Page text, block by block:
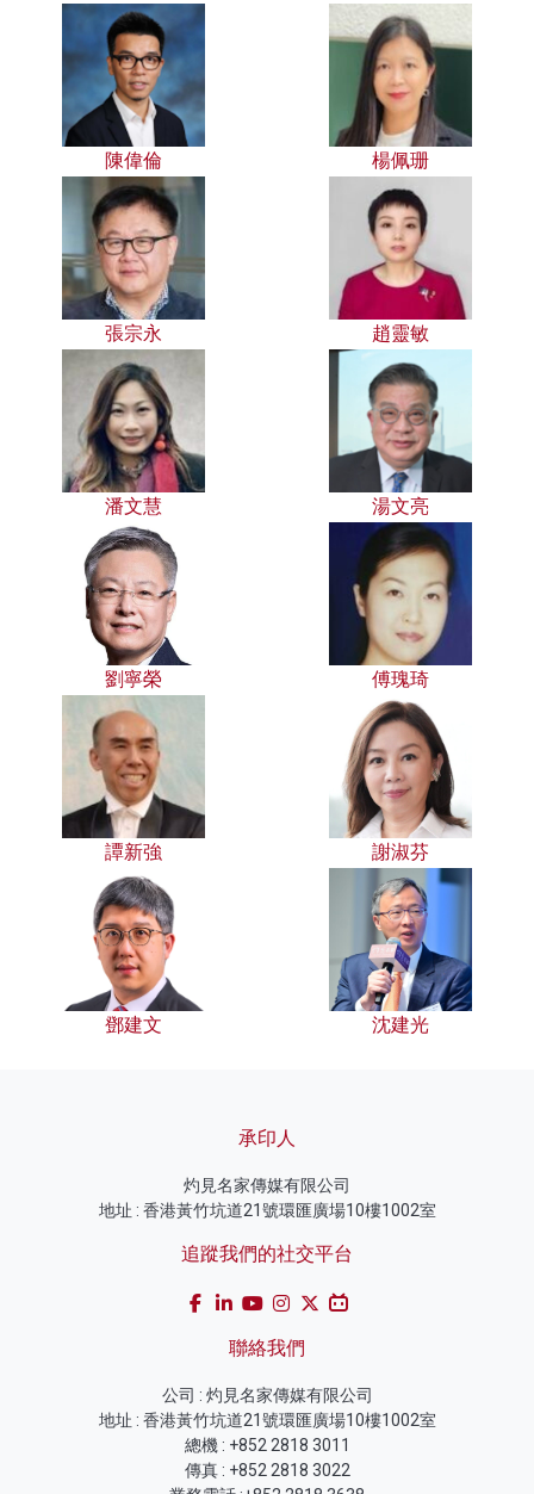
陳偉倫 楊佩珊
張宗永 趙靈敏
潘文慧 湯文亮
劉寧榮 傅瑰琦
譚新強 謝淑芬
鄧建文 沈建光
承印人
灼見名家傳媒有限公司
地址 : 香港黃竹坑道21號環匯廣場10樓1002室
追蹤我們的社交平台
聯絡我們
公司 : 灼見名家傳媒有限公司
地址 : 香港黃竹坑道21號環匯廣場10樓1002室
總機 : +852 2818 3011
傳真 : +852 2818 3022